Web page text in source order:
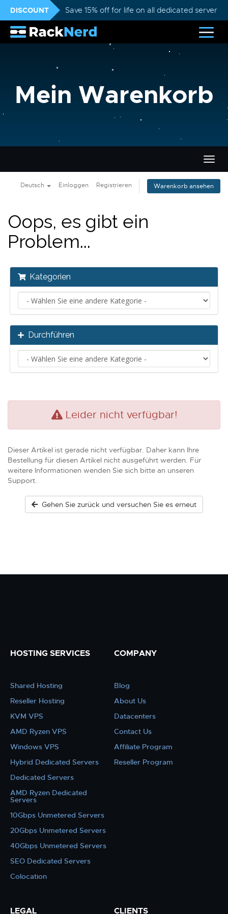
DISCOUNT Save 15% off for life on all dedicated servers
Mein Warenkorb
ein-/
Deutsch Einloggen Registrieren Warenkorb ansehen
Oops, es gibt ein
Problem...
Kategorien
Durchführen
Leider nicht verfügbar!
Dieser Artikel ist gerade nicht verfügbar. Daher kann Ihre
Bestellung für diesen Artikel nicht ausgeführt werden. Für
weitere Informationen wenden Sie sich bitte an unseren
Support.
Gehen Sie zurück und versuchen Sie es erneut
HOSTING SERVICES
Shared Hosting
Reseller Hosting
KVM VPS
AMD Ryzen VPS
Windows VPS
Hybrid Dedicated Servers
Dedicated Servers
AMD Ryzen Dedicated
Servers
10Gbps Unmetered Servers
20Gbps Unmetered Servers
40Gbps Unmetered Servers
SEO Dedicated Servers
Colocation
COMPANY
Blog
About Us
Datacenters
Contact Us
Affiliate Program
Reseller Program
LEGAL CLIENTS